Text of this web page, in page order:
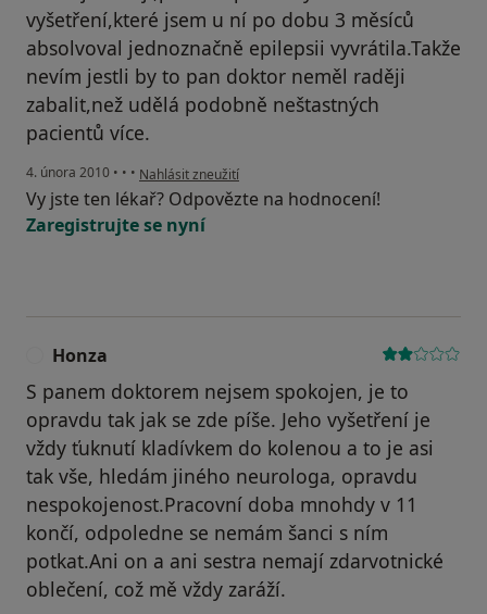
vyšetření,které jsem u ní po dobu 3 měsíců
absolvoval jednoznačně epilepsii vyvrátila.Takže
nevím jestli by to pan doktor neměl raději
zabalit,než udělá podobně neštastných
pacientů více.
4. února 2010 • • • podle názoru uživatele Pacient
Nahlásit zneužití
Vy jste ten lékař? Odpovězte na hodnocení!
Zaregistrujte se nyní
Honza
S panem doktorem nejsem spokojen, je to
opravdu tak jak se zde píše. Jeho vyšetření je
vždy ťuknutí kladívkem do kolenou a to je asi
tak vše, hledám jiného neurologa, opravdu
nespokojenost.Pracovní doba mnohdy v 11
končí, odpoledne se nemám šanci s ním
potkat.Ani on a ani sestra nemají zdarvotnické
oblečení, což mě vždy zaráží.